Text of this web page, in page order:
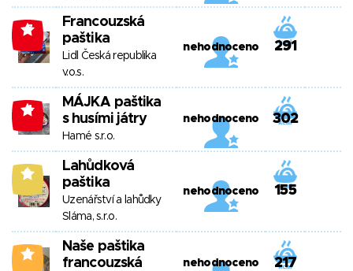
-7
Francouzská
paštika
Lidl Česká republika
v.o.s.
nehodnoceno 291
-4
MÁJKA paštika
s husími játry
Hamé s.r.o.
nehodnoceno 302
9
Lahůdková
paštika
Uzenářství a lahůdky
Sláma, s.r.o.
nehodnoceno 155
4
Naše paštika
francouzská
nehodnoceno 217